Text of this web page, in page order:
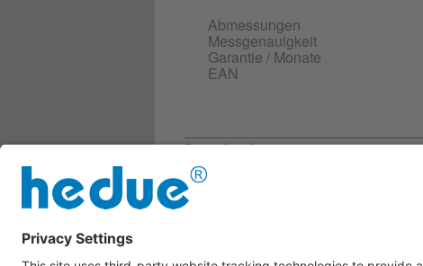
Abmessungen
Messgenauigkeit
Garantie / Monate
EAN
Downloads